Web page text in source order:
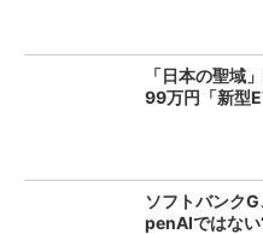
「日本の聖域
99万円「新型
ソフトバンク
penAIではない